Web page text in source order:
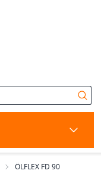
ÖLFLEX FD 90